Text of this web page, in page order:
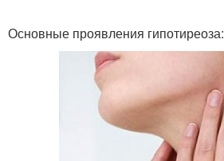
Основные проявления гипотиреоза: